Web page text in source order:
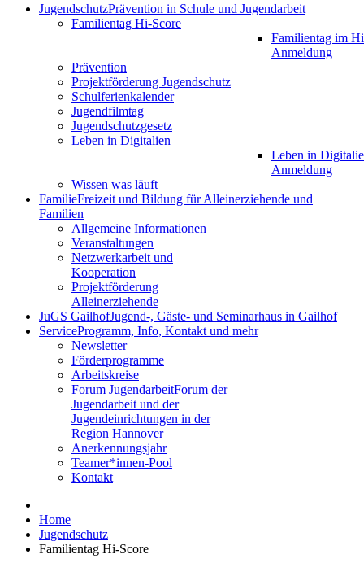
JugendschutzPrävention in Schule und Jugendarbeit
Familientag Hi-Score
Familientag im
Anmeldung
Prävention
Projektförderung Jugendschutz
Schulferienkalender
Jugendfilmtag
Jugendschutzgesetz
Leben in Digitalien
Leben in
Anmeldung
Wissen was läuft
FamilieFreizeit und Bildung für Alleinerziehende und
Familien
Allgemeine Informationen
Veranstaltungen
Netzwerkarbeit und
Kooperation
Projektförderung
Alleinerziehende
JuGS GailhofJugend-, Gäste- und Seminarhaus in Gailhof
ServiceProgramm, Info, Kontakt und mehr
Newsletter
Förderprogramme
Arbeitskreise
Forum JugendarbeitForum der
Jugendarbeit und der
Jugendeinrichtungen in der
Region Hannover
Anerkennungsjahr
Teamer*innen-Pool
Kontakt
Home
Jugendschutz
Familientag Hi-Score